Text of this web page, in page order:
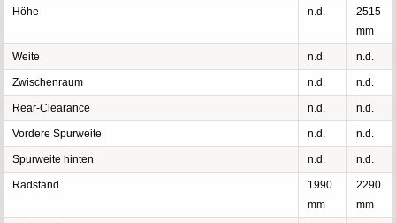
Höhe n.d.
2515
mm
Weite n.d. n.d.
Zwischenraum n.d. n.d.
Rear-Clearance n.d. n.d.
Vordere Spurweite n.d. n.d.
Spurweite hinten n.d. n.d.
Radstand
1990
mm
2290
mm